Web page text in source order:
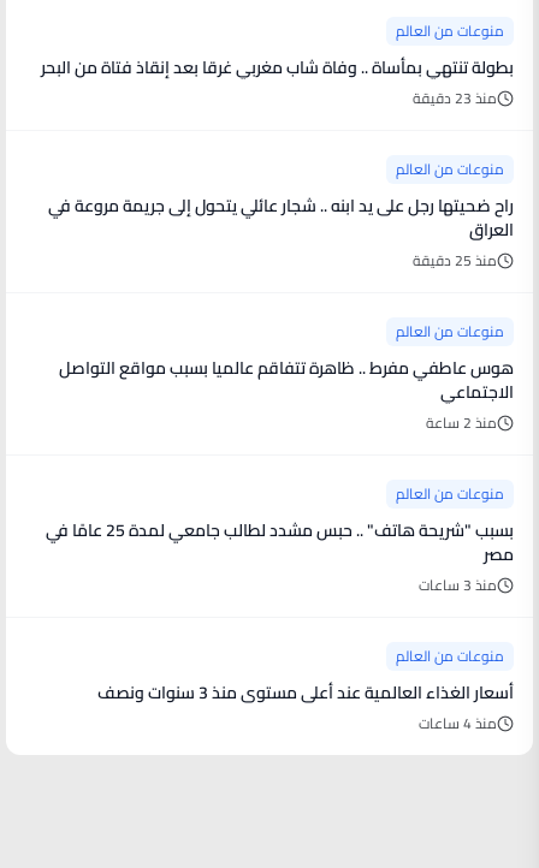
منوعات من العالم
بطولة تنتهي بمأساة .. وفاة شاب مغربي غرقا بعد إنقاذ فتاة من البحر
منذ 23 دقيقة
منوعات من العالم
راح ضحيتها رجل على يد ابنه .. شجار عائلي يتحول إلى جريمة مروعة في
العراق
منذ 25 دقيقة
منوعات من العالم
هوس عاطفي مفرط .. ظاهرة تتفاقم عالميا بسبب مواقع التواصل
الاجتماعي
منذ 2 ساعة
منوعات من العالم
بسبب "شريحة هاتف" .. حبس مشدد لطالب جامعي لمدة 25 عامًا في
مصر
منذ 3 ساعات
منوعات من العالم
أسعار الغذاء العالمية عند أعلى مستوى منذ 3 سنوات ونصف
منذ 4 ساعات